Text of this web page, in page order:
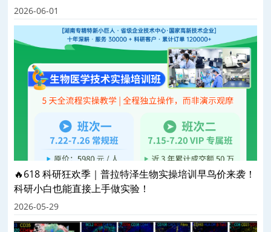
2026-06-01
🔥618 科研狂欢季｜普拉特泽生物实操培训早鸟价来袭！
科研小白也能直接上手做实验！
2026-05-29